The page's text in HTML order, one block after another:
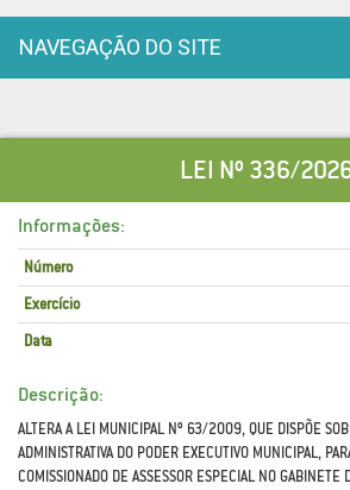
NAVEGAÇÃO DO SITE
LEI Nº 336/
Informações:
Número
Exercício
Data
Descrição:
ALTERA A LEI MUNICIPAL Nº 63/2009, QUE DISPÕE
ADMINISTRATIVA DO PODER EXECUTIVO MUNICIPAL,
COMISSIONADO DE ASSESSOR ESPECIAL NO GABINETE